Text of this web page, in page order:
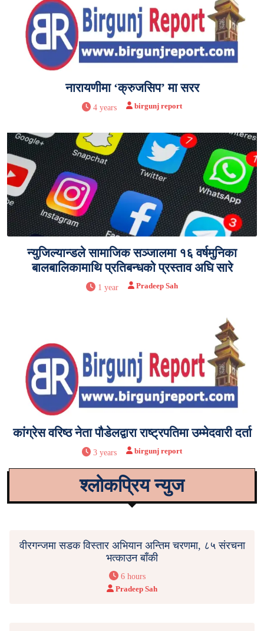
नारायणीमा ‘क्रुजसिप’ मा सरर
4 years birgunj report
न्युजिल्यान्डले सामाजिक सञ्जालमा १६ वर्षमुनिका
बालबालिकामाथि प्रतिबन्धको प्रस्ताव अघि सारे
1 year Pradeep Sah
कांग्रेस वरिष्ठ नेता पौडेलद्वारा राष्ट्रपतिमा उम्मेदवारी दर्ता
3 years birgunj report
श्लोकप्रिय न्युज
वीरगन्जमा सडक विस्तार अभियान अन्तिम चरणमा, ८५ संरचना
भत्काउन बाँकी
6 hours
Pradeep Sah